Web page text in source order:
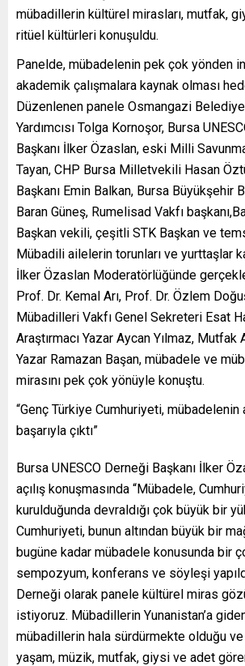
mübadillerin kültürel mirasları, mutfak,
ritüel kültürleri konuşuldu.
Panelde, mübadelenin pek çok yönden
akademik çalışmalara kaynak olması
Düzenlenen panele Osmangazi
Yardımcısı Tolga Kornoşor, Bursa
Başkanı İlker Özaslan, eski Milli
Tayan, CHP Bursa Milletvekili Hasan
Başkanı Emin Balkan, Bursa Büyükşehir
Baran Güneş, Rumelisad Vakfı
Başkan vekili, çeşitli STK Başkan ve
Mübadili ailelerin torunları ve yurttaşlar
İlker Özaslan Moderatörlüğünde
Prof. Dr. Kemal Arı, Prof. Dr. Özlem
Mübadilleri Vakfı Genel Sekreteri Esat
Araştırmacı Yazar Aycan Yılmaz, Mutfak
Yazar Ramazan Başan, mübadele ve
mirasını pek çok yönüyle konuştu.
“Genç Türkiye Cumhuriyeti, mübadelenin
başarıyla çıktı”
Bursa UNESCO Derneği Başkanı İlker
açılış konuşmasında “Mübadele,
kurulduğunda devraldığı çok büyük bir
Cumhuriyeti, bunun altından büyük bir
bugüne kadar mübadele konusunda bir
sempozyum, konferans ve söyleşi
Derneği olarak panele kültürel miras
istiyoruz. Mübadillerin Yunanistan’a
mübadillerin hala sürdürmekte olduğu
yaşam, müzik, mutfak, giysi ve adet